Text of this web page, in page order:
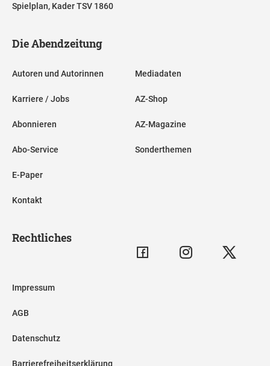
Spielplan, Kader TSV 1860
Die Abendzeitung
Autoren und Autorinnen
Karriere / Jobs
Abonnieren
Abo-Service
E-Paper
Kontakt
Mediadaten
AZ-Shop
AZ-Magazine
Sonderthemen
Rechtliches
Impressum
AGB
Datenschutz
Barrierefreiheitserklärung